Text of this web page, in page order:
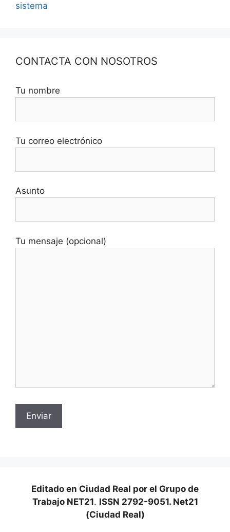
sistema
CONTACTA CON NOSOTROS
Tu nombre
Tu correo electrónico
Asunto
Tu mensaje (opcional)
Editado en Ciudad Real por el Grupo de
Trabajo NET21. ISSN 2792-9051. Net21
(Ciudad Real)